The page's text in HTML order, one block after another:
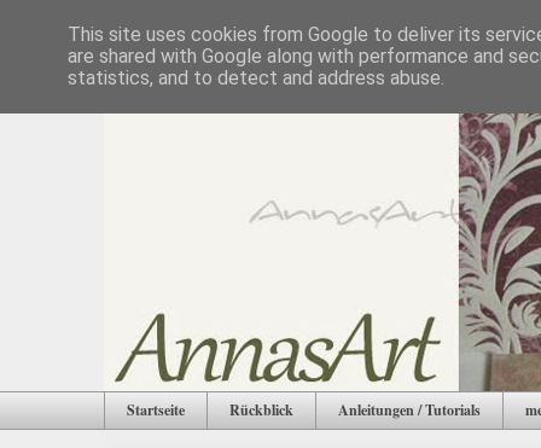
Startseite Rückblick Anleitungen / Tutorials
This site uses cookies from Google to deliver its
are shared with Google along with performance and
statistics, and to detect and address abuse.